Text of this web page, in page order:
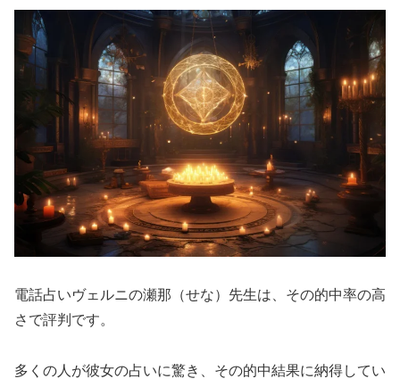
電話占いヴェルニの瀬那（せな）先生は、その的中率の高
さで評判です。
多くの人が彼女の占いに驚き、その的中結果に納得してい